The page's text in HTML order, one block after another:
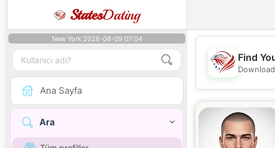
StatesDating
New York 2026-08-09 07:04
Ana Sayfa
Ara
Find